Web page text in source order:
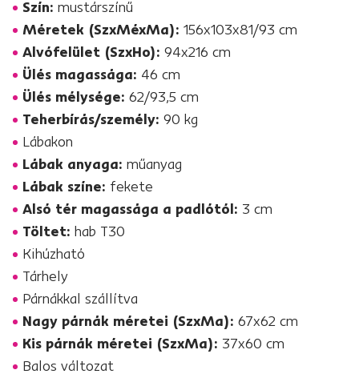
Szín: mustárszínű
Méretek (SzxMéxMa): 156x103x81/93 cm
Alvófelület (SzxHo): 94x216 cm
Ülés magassága: 46 cm
Ülés mélysége: 62/93,5 cm
Teherbírás/személy: 90 kg
Lábakon
Lábak anyaga: műanyag
Lábak színe: fekete
Alsó tér magassága a padlótól: 3 cm
Töltet: hab T30
Kihúzható
Tárhely
Párnákkal szállítva
Nagy párnák méretei (SzxMa): 67x62 cm
Kis párnák méretei (SzxMa): 37x60 cm
Balos változat